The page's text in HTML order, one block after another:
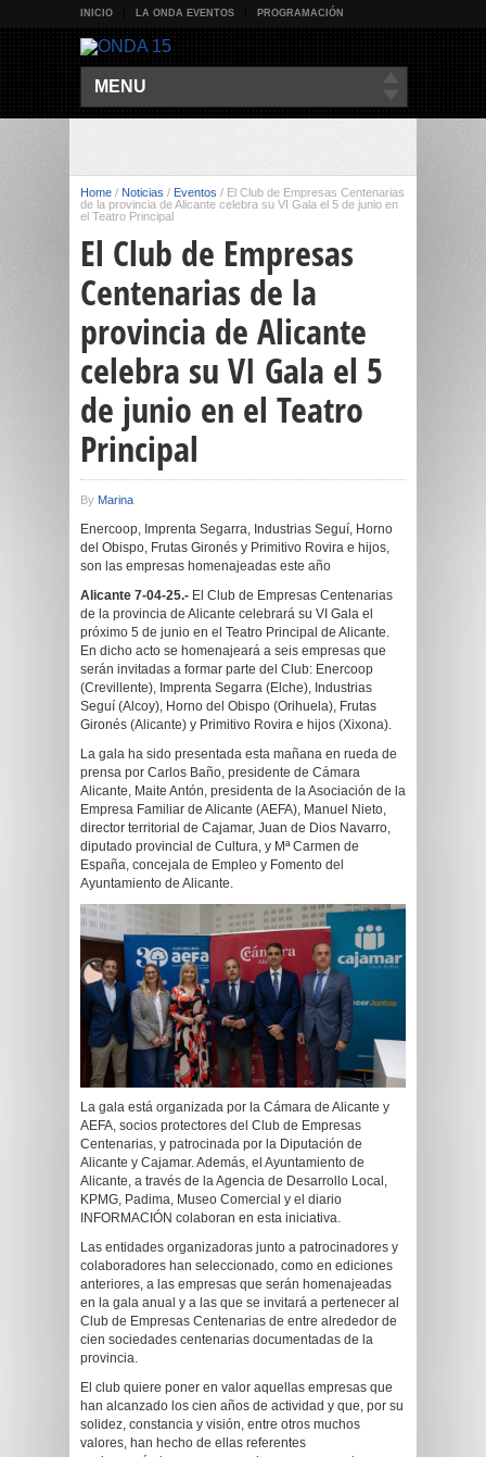
INICIO LA ONDA EVENTOS PROGRAMACIÓN
MENU
Home / Noticias / Eventos / El Club de Empresas Centenarias
de la provincia de Alicante celebra su VI Gala el 5 de junio en
el Teatro Principal
El Club de Empresas
Centenarias de la
provincia de Alicante
celebra su VI Gala el 5
de junio en el Teatro
Principal
By Marina
Enercoop, Imprenta Segarra, Industrias Seguí, Horno
del Obispo, Frutas Gironés y Primitivo Rovira e hijos,
son las empresas homenajeadas este año
Alicante 7-04-25.- El Club de Empresas Centenarias
de la provincia de Alicante celebrará su VI Gala el
próximo 5 de junio en el Teatro Principal de Alicante.
En dicho acto se homenajeará a seis empresas que
serán invitadas a formar parte del Club: Enercoop
(Crevillente), Imprenta Segarra (Elche), Industrias
Seguí (Alcoy), Horno del Obispo (Orihuela), Frutas
Gironés (Alicante) y Primitivo Rovira e hijos (Xixona).
La gala ha sido presentada esta mañana en rueda de
prensa por Carlos Baño, presidente de Cámara
Alicante, Maite Antón, presidenta de la Asociación de la
Empresa Familiar de Alicante (AEFA), Manuel Nieto,
director territorial de Cajamar, Juan de Dios Navarro,
diputado provincial de Cultura, y Mª Carmen de
España, concejala de Empleo y Fomento del
Ayuntamiento de Alicante.
La gala está organizada por la Cámara de Alicante y
AEFA, socios protectores del Club de Empresas
Centenarias, y patrocinada por la Diputación de
Alicante y Cajamar. Además, el Ayuntamiento de
Alicante, a través de la Agencia de Desarrollo Local,
KPMG, Padima, Museo Comercial y el diario
INFORMACIÓN colaboran en esta iniciativa.
Las entidades organizadoras junto a patrocinadores y
colaboradores han seleccionado, como en ediciones
anteriores, a las empresas que serán homenajeadas
en la gala anual y a las que se invitará a pertenecer al
Club de Empresas Centenarias de entre alrededor de
cien sociedades centenarias documentadas de la
provincia.
El club quiere poner en valor aquellas empresas que
han alcanzado los cien años de actividad y que, por su
solidez, constancia y visión, entre otros muchos
valores, han hecho de ellas referentes